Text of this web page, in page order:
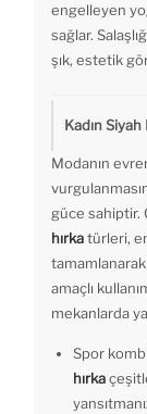
engelleyen
sağlar.
şık, estetik
Kadın Siyah
Modanın
güce sahiptir.
hırkatürleri,
amaçlı
mekanlarda
Spor
hırka